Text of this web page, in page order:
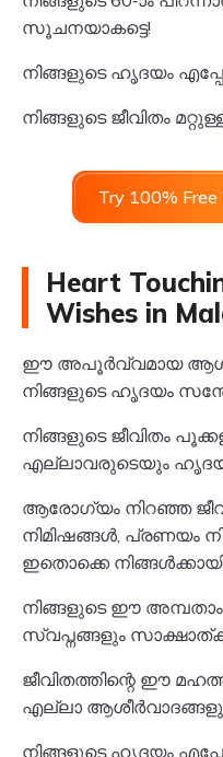
സൂചനയാകട്ടെ!
നിങ്ങളുടെ ഹൃദയം
നിങ്ങളുടെ ജീവിതം
Try 100%
Heart
Wishes in
ഈ അപൂർവ്വമായ
നിങ്ങളുടെ ഹൃദയം
നിങ്ങളുടെ ജീവിതം
എല്ലാവരുടെയും
ആരോഗ്യം നിറഞ്ഞ
നിമിഷങ്ങൾ, പ്രണയം
ഇതൊക്കെ
നിങ്ങളുടെ ഈ
സ്വപ്നങ്ങളും
ജീവിതത്തിന്റെ ഈ
എല്ലാ ആശീർവാദങ്ങളും
നിങ്ങളുടെ ഹൃദയം